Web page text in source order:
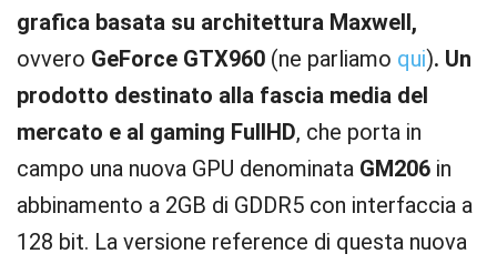
grafica basata su architettura Maxwell,
ovvero GeForce GTX960 (ne parliamo qui). Un
prodotto destinato alla fascia media del
mercato e al gaming FullHD, che porta in
campo una nuova GPU denominata GM206 in
abbinamento a 2GB di GDDR5 con interfaccia a
128 bit. La versione reference di questa nuova